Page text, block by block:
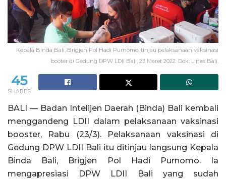
Kepala Binda Bali, Brigjen Pol Hadi Purnomo, tinjau pelaksanaan vaksinasi
booter di Gedung DPW LDII Bali, 23 Maret 2022. Dok: Lines Bali.
45
SHARES
BALI — Badan Intelijen Daerah (Binda) Bali kembali
menggandeng LDII dalam pelaksanaan vaksinasi
booster, Rabu (23/3). Pelaksanaan vaksinasi di
Gedung DPW LDII Bali itu ditinjau langsung Kepala
Binda Bali, Brigjen Pol Hadi Purnomo. Ia
mengapresiasi DPW LDII Bali yang sudah